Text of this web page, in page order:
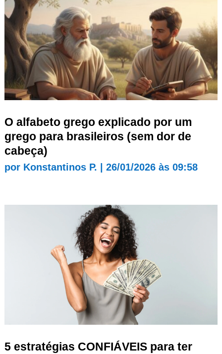
O alfabeto grego explicado por um
grego para brasileiros (sem dor de
cabeça)
por Konstantinos P. 26/01/2026 às 09:58
5 estratégias CONFIÁVEIS para ter